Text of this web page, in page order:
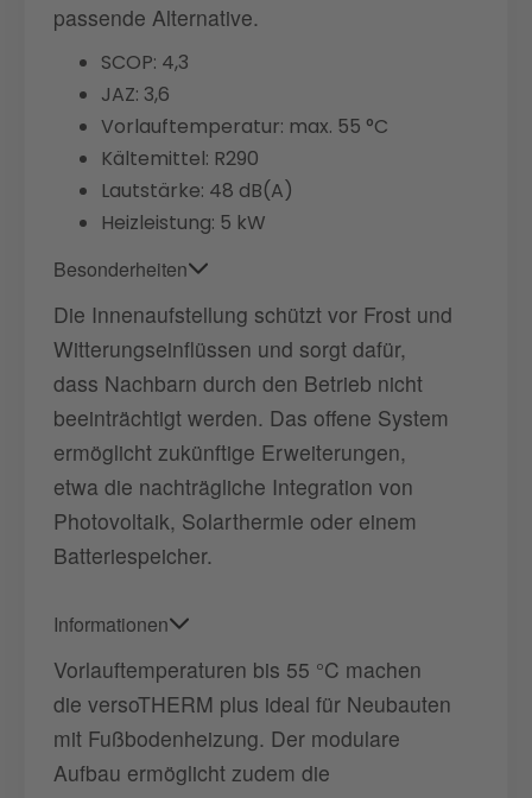
passende Alternative.
SCOP: 4,3
JAZ: 3,6
Vorlauftemperatur: max. 55 °C
Kältemittel: R290
Lautstärke: 48 dB(A)
Heizleistung: 5 kW
Besonderheiten
Die Innenaufstellung schützt vor Frost und
Witterungseinflüssen und sorgt dafür,
dass Nachbarn durch den Betrieb nicht
beeinträchtigt werden. Das offene System
ermöglicht zukünftige Erweiterungen,
etwa die nachträgliche Integration von
Photovoltaik, Solarthermie oder einem
Batteriespeicher.
Informationen
Vorlauftemperaturen bis 55 °C machen
die versoTHERM plus ideal für Neubauten
mit Fußbodenheizung. Der modulare
Aufbau ermöglicht zudem die